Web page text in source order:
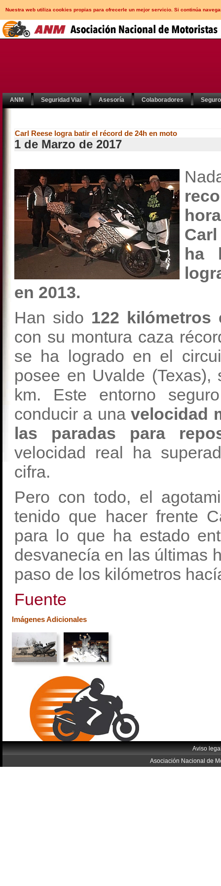
Nuestra web utiliza cookies propias para ofrecerle un mejor servicio. Si continúa
ANM Seguridad Vial Asesoría Colaboradores
Carl Reese logra batir el récord de 24h en moto
1 de Marzo de 2017
ha
en 2013.
Han sido 122 kilómetros
con su montura caza
se ha logrado en el
posee en Uvalde
km. Este entorno
conducir a unavelocidad
las paradas para
velocidad real ha
cifra.
Pero con todo, el
tenido que hacer frente
para lo que ha estado
desvanecía en las últimas
paso de los kilómetros
Fuente
Imágenes Adicionales
Aviso
Asociación Nacional de